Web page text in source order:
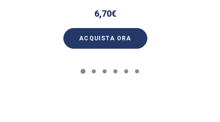
6,70€
ACQUISTA ORA